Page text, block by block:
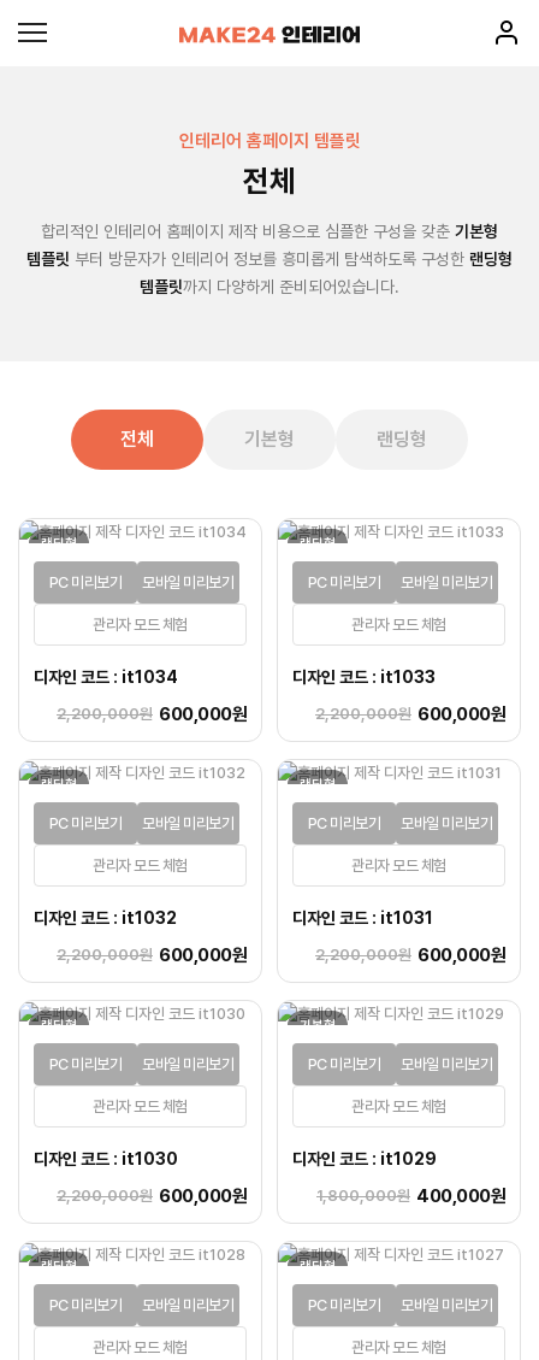
인테리어 홈페이지 템플릿
전체
합리적인 인테리어 홈페이지 제작 비용으로 심플한 구성을 갖춘 기본형
템플릿 부터 방문자가 인테리어 정보를 흥미롭게 탐색하도록 구성한 랜딩형
템플릿까지 다양하게 준비되어있습니다.
전체 기본형 랜딩형
랜딩형
관리자 모드 체험
PC 미리보기 모바일 미리보기
디자인 코드 : it1034
2,200,000원 600,000원
랜딩형
관리자 모드 체험
PC 미리보기 모바일 미리보기
디자인 코드 : it1033
2,200,000원 600,000원
랜딩형
관리자 모드 체험
PC 미리보기 모바일 미리보기
디자인 코드 : it1032
2,200,000원 600,000원
랜딩형
관리자 모드 체험
PC 미리보기 모바일 미리보기
디자인 코드 : it1031
2,200,000원 600,000원
랜딩형
관리자 모드 체험
PC 미리보기 모바일 미리보기
디자인 코드 : it1030
2,200,000원 600,000원
기본형
관리자 모드 체험
PC 미리보기 모바일 미리보기
디자인 코드 : it1029
1,800,000원 400,000원
랜딩형
관리자 모드 체험
PC 미리보기 모바일 미리보기
랜딩형
관리자 모드 체험
PC 미리보기 모바일 미리보기